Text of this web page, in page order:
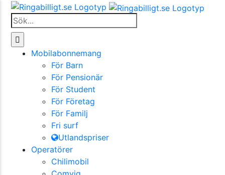
Fortsätt
innehållet
Sök
efter:
Mobilabonnemang
För Barn
För Pensionär
För Student
För Företag
För Familj
Fri surf
Utlandspriser
Operatörer
Chilimobil